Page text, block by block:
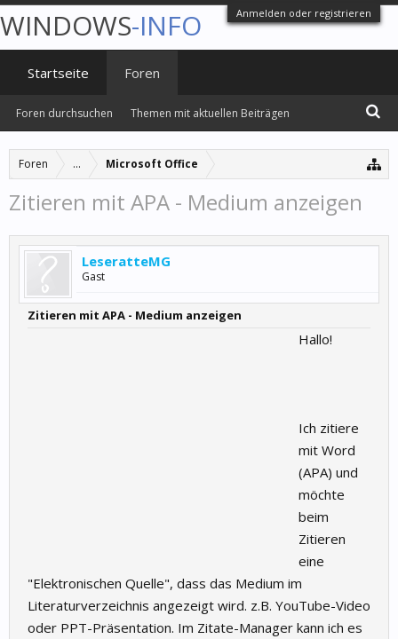
Anmelden oder registrieren
Foren ... Microsoft Office
Zitieren mit APA - Medium anzeigen
LeseratteMG
Gast
Zitieren mit APA - Medium anzeigen
Hallo!
Ich zitiere
mit Word
(APA) und
möchte
beim
Zitieren
eine
"Elektronischen Quelle", dass das Medium im
Literaturverzeichnis angezeigt wird. z.B. YouTube-Video
oder PPT-Präsentation. Im Zitate-Manager kann ich es
WINDOWS-INFO
Startseite Foren
Foren durchsuchen Themen mit aktuellen Beiträgen